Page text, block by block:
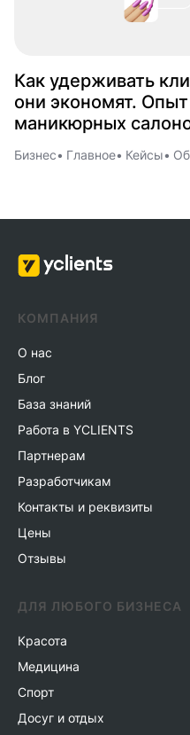
Как удерживать
они экономят.
маникюрных
Бизнес Главное Кейсы
КОМПАНИЯ
О нас
Блог
База знаний
Работа в YCLIENTS
Партнерам
Разработчикам
Контакты и реквизиты
Цены
Отзывы
ДЛЯ ЛЮБОГО БИЗНЕСА
Красота
Медицина
Спорт
Досуг и отдых